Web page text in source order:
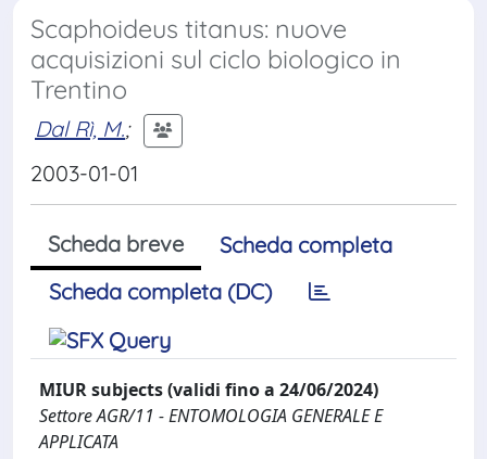
Scaphoideus titanus: nuove
acquisizioni sul ciclo biologico in
Trentino
Dal Rì, M.;
2003-01-01
Scheda breve
Scheda completa
Scheda completa (DC)
MIUR subjects (validi fino a 24/06/2024)
Settore AGR/11 - ENTOMOLOGIA GENERALE E
APPLICATA